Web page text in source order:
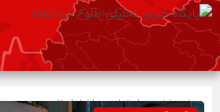
صفحه نخستاجتماعی»اخبار استان